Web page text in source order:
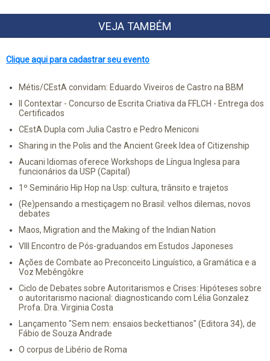
VEJA TAMBÉM
Clique aqui para cadastrar seu evento
Métis/CEstA convidam: Eduardo Viveiros de Castro na BBM
II Contextar - Concurso de Escrita Criativa da FFLCH - Entrega dos
Certificados
CEstA Dupla com Julia Castro e Pedro Meniconi
Sharing in the Polis and the Ancient Greek Idea of Citizenship
Aucani Idiomas oferece Workshops de Língua Inglesa para
funcionários da USP (Capital)
1º Seminário Hip Hop na Usp: cultura, trânsito e trajetos
(Re)pensando a mestiçagem no Brasil: velhos dilemas, novos
debates
Maos, Migration and the Making of the Indian Nation
VIII Encontro de Pós-graduandos em Estudos Japoneses
Ações de Combate ao Preconceito Linguístico, a Gramática e a
Voz Mebêngôkre
Ciclo de Debates sobre Autoritarismos e Crises: Hipóteses sobre
o autoritarismo nacional: diagnosticando com Lélia Gonzalez
Profa. Dra. Virginia Costa
Lançamento "Sem nem: ensaios beckettianos" (Editora 34), de
Fábio de Souza Andrade
O corpus de Libério de Roma